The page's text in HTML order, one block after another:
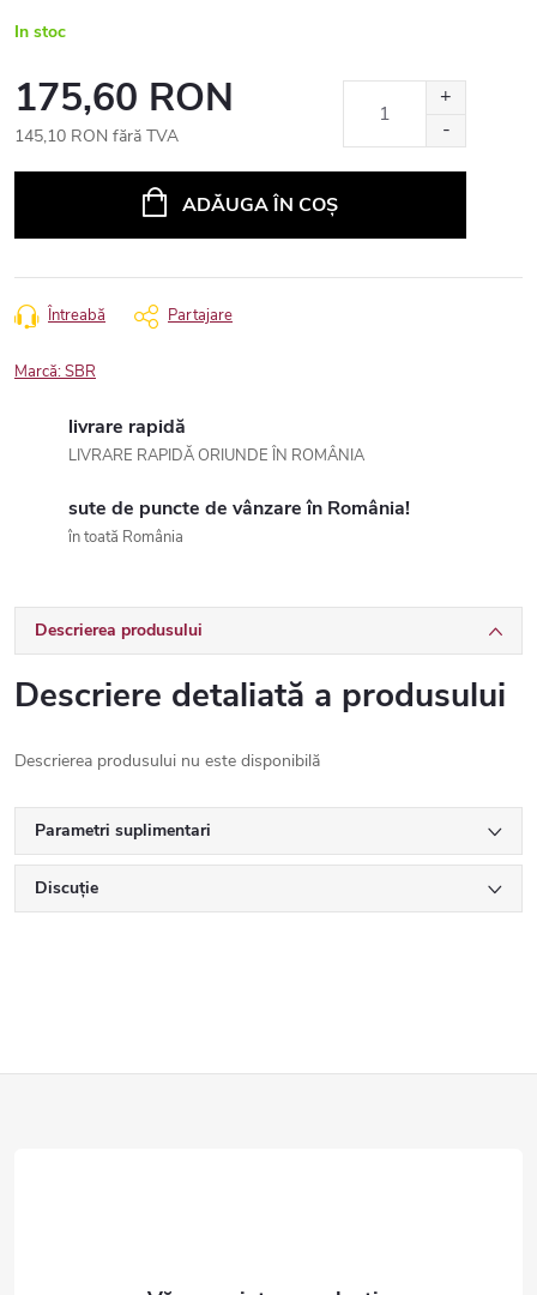
In stoc
175,60 RON
145,10 RON fără TVA
ADĂUGA ÎN COŞ
Întreabă Partajare
Marcă:SBR
livrare rapidă
LIVRARE RAPIDĂ ORIUNDE ÎN ROMÂNIA
sute de puncte de vânzare în România!
în toată România
Descrierea produsului
Descriere detaliată a produsului
Descrierea produsului nu este disponibilă
Parametri suplimentari
Discuţie